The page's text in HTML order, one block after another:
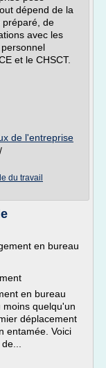
dépend de la
préparé, de
avec les
et le CHSCT.
de l'entreprise
/
du travail
en bureau
en bureau
quelqu'un
déplacement
entamée. Voici